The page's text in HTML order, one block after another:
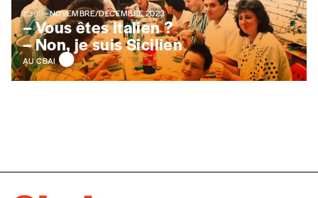
J’ai lu et j’accepte votre politique
de confidentialité*
Lire notrepolitique de protection des données
#369- NOVEMBRE/DÉCEMBRE 2023
– Vous êtes Italien ?
– Non, je suis Sicilien
AU CBAI